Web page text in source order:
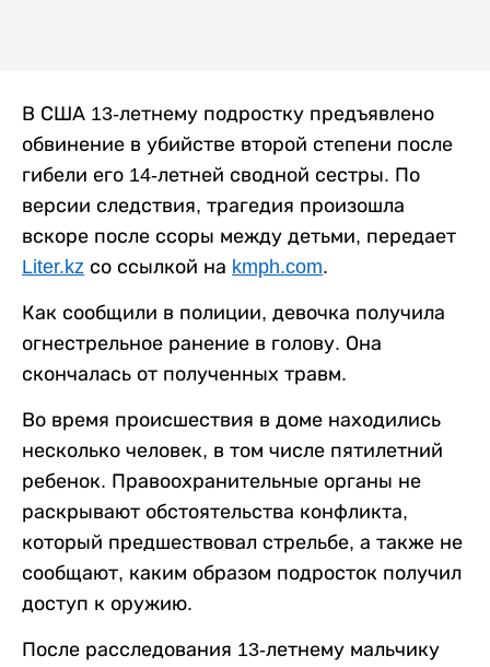
В США 13-летнему подростку предъявлено
обвинение в убийстве второй степени после
гибели его 14-летней сводной сестры. По
версии следствия, трагедия произошла
вскоре после ссоры между детьми, передает
Liter.kz со ссылкой на kmph.com.
Как сообщили в полиции, девочка получила
огнестрельное ранение в голову. Она
скончалась от полученных травм.
Во время происшествия в доме находились
несколько человек, в том числе пятилетний
ребенок. Правоохранительные органы не
раскрывают обстоятельства конфликта,
который предшествовал стрельбе, а также не
сообщают, каким образом подросток получил
доступ к оружию.
После расследования 13-летнему мальчику